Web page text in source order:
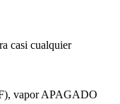
casi cualquier
vapor APAGADO